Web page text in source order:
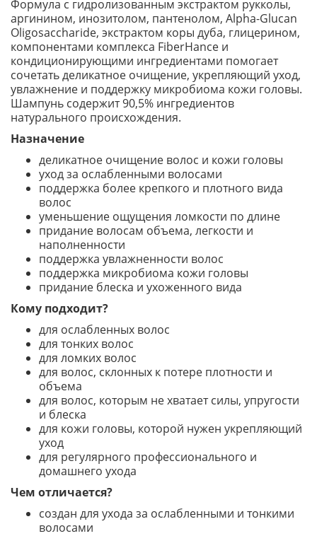
Формула с гидролизованным экстрактом рукколы,
аргинином, инозитолом, пантенолом, Alpha-Glucan
Oligosaccharide, экстрактом коры дуба, глицерином,
компонентами комплекса FiberHance и
кондиционирующими ингредиентами помогает
сочетать деликатное очищение, укрепляющий уход,
увлажнение и поддержку микробиома кожи головы.
Шампунь содержит 90,5% ингредиентов
натурального происхождения.
Назначение
деликатное очищение волос и кожи головы
уход за ослабленными волосами
поддержка более крепкого и плотного вида
волос
уменьшение ощущения ломкости по длине
придание волосам объема, легкости и
наполненности
поддержка увлажненности волос
поддержка микробиома кожи головы
придание блеска и ухоженного вида
Кому подходит?
для ослабленных волос
для тонких волос
для ломких волос
для волос, склонных к потере плотности и
объема
для волос, которым не хватает силы, упругости
и блеска
для кожи головы, которой нужен укрепляющий
уход
для регулярного профессионального и
домашнего ухода
Чем отличается?
создан для ухода за ослабленными и тонкими
волосами